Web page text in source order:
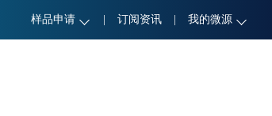
样品申请 订阅资讯 我的微源